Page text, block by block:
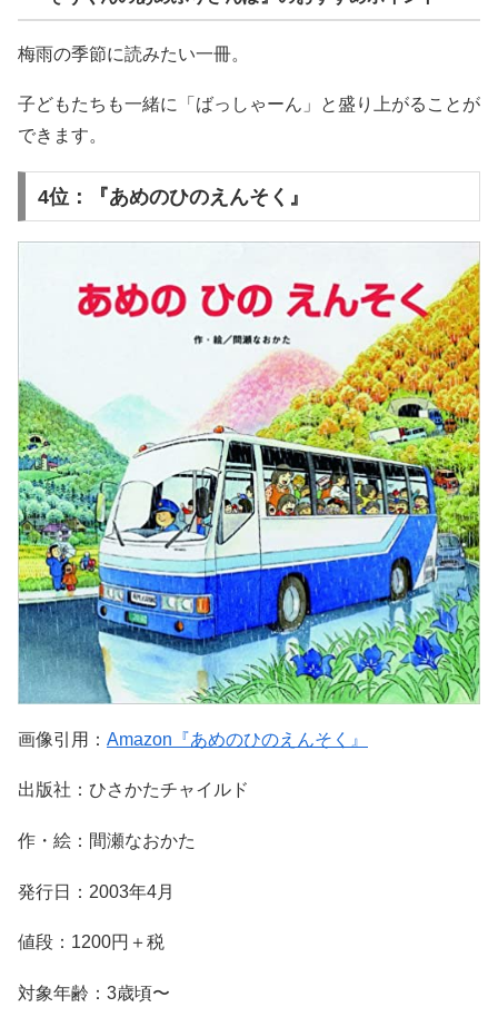
梅雨の季節に読みたい一冊。
子どもたちも一緒に「ばっしゃーん」と盛り上がることが
できます。
4位：『あめのひのえんそく』
画像引用： Amazon『あめのひのえんそく』
出版社：ひさかたチャイルド
作・絵：間瀬なおかた
発行日：2003年4月
値段：1200円＋税
対象年齢：3歳頃〜